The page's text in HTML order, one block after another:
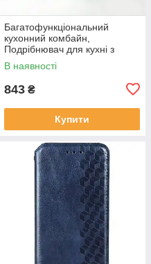
Багатофункціональний
кухонний комбайн,
Подрібнювач для кухні з
металевою чашею, Блендери
з насадками KH-96
В наявності
843 ₴
Купити